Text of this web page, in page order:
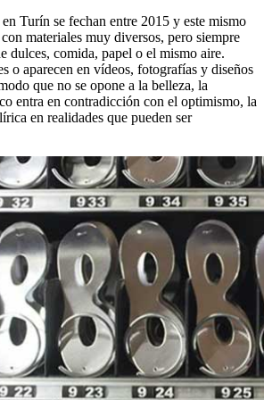
Turín se fechan entre 2015 y este mismo
materiales muy diversos, pero siempre
dulces, comida, papel o el mismo aire.
o aparecen en vídeos, fotografías y diseños
que no se opone a la belleza, la
entra en contradicción con el optimismo, la
en realidades que pueden ser